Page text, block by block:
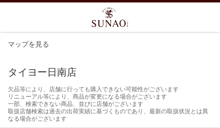
マップを見る
タイヨー日南店
欠品等により、店舗に行っても購入できない可能性がございます
リニューアル等により、商品が変更になる場合がございます
一部、検索できない商品、並びに店舗がございます
取扱店舗検索は過去の出荷実績に基づくものであり、最新の取扱状況とは異
なる場合がございます